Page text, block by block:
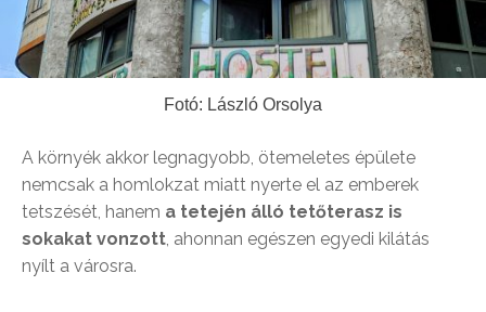
Fotó: László Orsolya
A környék akkor legnagyobb, ötemeletes épülete
nemcsak a homlokzat miatt nyerte el az emberek
tetszését, hanem a tetején álló tetőterasz is
sokakat vonzott, ahonnan egészen egyedi kilátás
nyílt a városra.